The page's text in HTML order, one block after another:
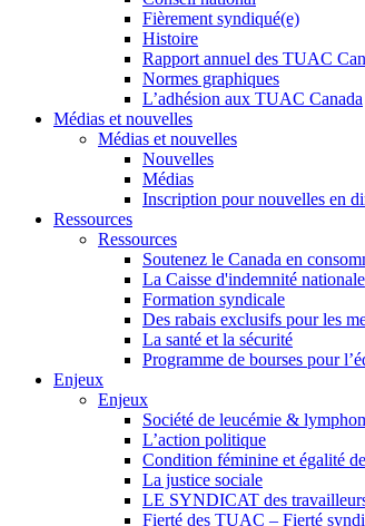
Fièrement syndiqué(e)
Histoire
Rapport annuel des TUAC
Normes graphiques
L’adhésion aux TUAC Canada
Médias et nouvelles
Médias et nouvelles
Nouvelles
Médias
Inscription pour nouvelles en
Ressources
Ressources
Soutenez le Canada en
La Caisse d'indemnité nationale
Formation syndicale
Des rabais exclusifs pour les
La santé et la sécurité
Programme de bourses pour
Enjeux
Enjeux
Société de leucémie &
L’action politique
Condition féminine et égalité
La justice sociale
LE SYNDICAT des
Fierté des TUAC – Fierté